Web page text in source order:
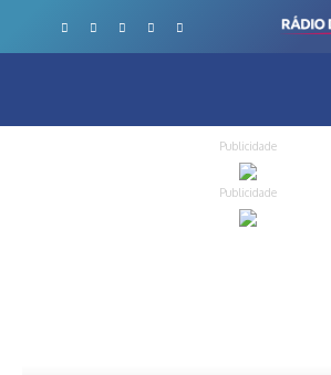
Publicidade
Publicidade